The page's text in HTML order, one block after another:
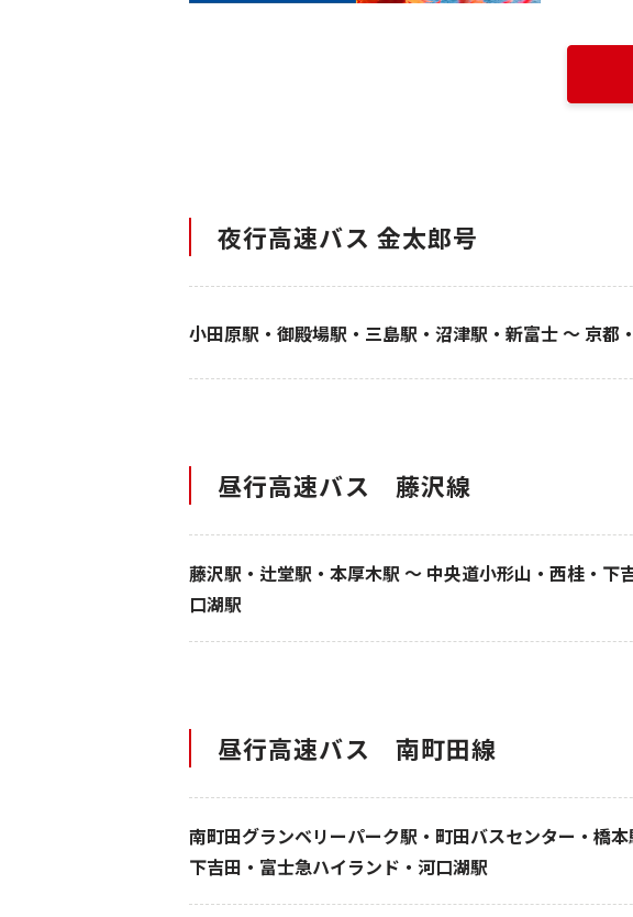
夜行高速バス 金太郎号
小田原駅・御殿場駅・三島駅・沼津駅・新富士 ～ 京都
昼行高速バス 藤沢線
藤沢駅・辻堂駅・本厚木駅 ～ 中央道小形山・西桂・下
口湖駅
昼行高速バス 南町田線
南町田グランベリーパーク駅・町田バスセンター・橋
下吉田・富士急ハイランド・河口湖駅